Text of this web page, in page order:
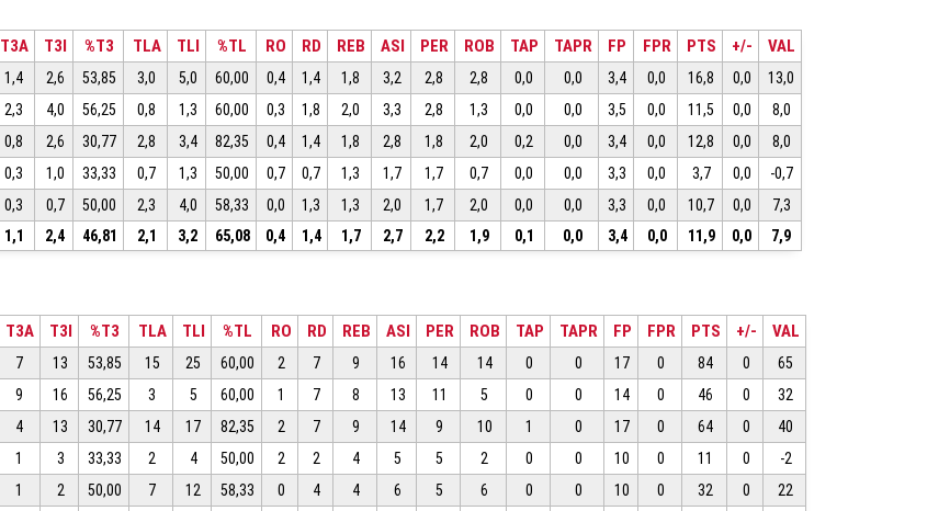
T3A T3I %T3 TLA TLI %TL RO RD REB ASI PER ROB TAP TAPR FP FPR PTS +/- VAL
1,4 2,6 53,85 3,0 5,0 60,00 0,4 1,4 1,8 3,2 2,8 2,8 0,0 0,0 3,4 0,0 16,8 0,0
13,0
2,3 4,0 56,25 0,8 1,3 60,00 0,3 1,8 2,0 3,3 2,8 1,3 0,0 0,0 3,5 0,0 11,5 0,0
8,0
0,8 2,6 30,77 2,8 3,4 82,35 0,4 1,4 1,8 2,8 1,8 2,0 0,2 0,0 3,4 0,0 12,8 0,0
8,0
0,3 1,0 33,33 0,7 1,3 50,00 0,7 0,7 1,3 1,7 1,7 0,7 0,0 0,0 3,3 0,0 3,7 0,0
-0,7
0,3 0,7 50,00 2,3 4,0 58,33 0,0 1,3 1,3 2,0 1,7 2,0 0,0 0,0 3,3 0,0 10,7 0,0
7,3
1,1 2,4 46,81 2,1 3,2 65,08 0,4 1,4 1,7 2,7 2,2 1,9 0,1 0,0 3,4 0,0 11,9 0,0 7,9
T3A T3I %T3 TLA TLI %TL RO RD REB ASI PER ROB TAP TAPR FP FPR PTS +/- VAL
7 13 53,85 15 25 60,00 2 7 9 16 14 14 0 0 17 0 84 0
65
9 16 56,25 3 5 60,00 1 7 8 13 11 5 0 0 14 0 46 0
32
4 13 30,77 14 17 82,35 2 7 9 14 9 10 1 0 17 0 64 0
40
1 3 33,33 2 4 50,00 2 2 4 5 5 2 0 0 10 0 11 0
-2
1 2 50,00 7 12 58,33 0 4 4 6 5 6 0 0 10 0 32 0
22